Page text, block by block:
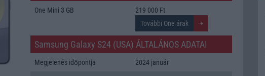
One Mini 3 GB 219 000 Ft
Samsung Galaxy S24 (USA) ÁLTALÁNOS ADATAI
Megjelenés időpontja 2024 január